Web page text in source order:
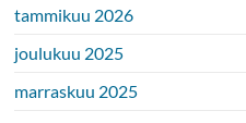
tammikuu 2026
joulukuu 2025
marraskuu 2025